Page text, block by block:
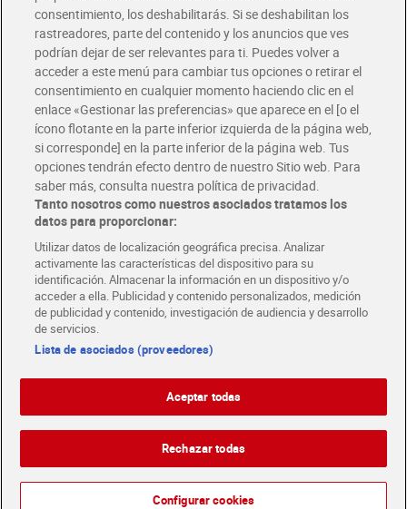
consentimiento, los deshabilitarás. Si se deshabilitan los
rastreadores, parte del contenido y los anuncios que ves
podrían dejar de ser relevantes para ti. Puedes volver a
acceder a este menú para cambiar tus opciones o retirar el
consentimiento en cualquier momento haciendo clic en el
enlace «Gestionar las preferencias» que aparece en el [o el
ícono flotante en la parte inferior izquierda de la página web,
si corresponde] en la parte inferior de la página web. Tus
opciones tendrán efecto dentro de nuestro Sitio web. Para
saber más, consulta nuestra política de privacidad.
Tanto nosotros como nuestros asociados tratamos los
datos para proporcionar:
Utilizar datos de localización geográfica precisa. Analizar
activamente las características del dispositivo para su
identificación. Almacenar la información en un dispositivo y/o
acceder a ella. Publicidad y contenido personalizados, medición
de publicidad y contenido, investigación de audiencia y desarrollo
de servicios.
Lista de asociados (proveedores)
Aceptar todas
Rechazar todas
Configurar cookies